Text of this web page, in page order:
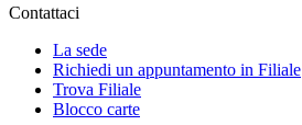
Contattaci
La sede
Richiedi un appuntamento in Filiale
Trova Filiale
Blocco carte